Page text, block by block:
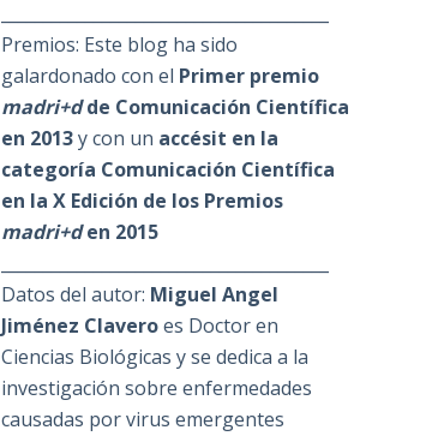
Premios: Este blog ha sido
galardonado con el Primer premio
madri+dde Comunicación Científica
en 2013y con un accésit en la
categoría Comunicación Científica
en la X Edición de los Premios
madri+den 2015
Datos del autor: Miguel Angel
Jiménez Claveroes Doctor en
Ciencias Biológicas y se dedica a la
investigación sobre enfermedades
causadas por virus emergentes